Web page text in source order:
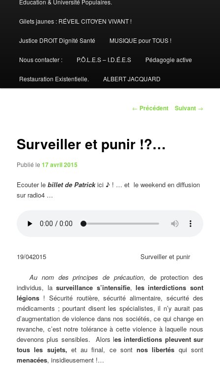
Gilets jaunes : RÉVEIL CITOYEN VIVANT !
Justice DROIT Dignité Santé MUSIQUE pour TOUS !
Nous contacter : P.Ô.L.E.S – I.D.É.E.S Pédagogie active
Restauration Existentielle. ALBERT JACQUARD
Navigation
← Précédent Suivant →
Surveiller et punir !?…
Publié le17 avril 2015
Ecouter lebillet de Patrickici ♪ ! … et le weekend en diffusion
sur radio4 …
19/042015 Surveiller et punir
Au nom des principes de précaution, de protection des
individus, lasurveillance s’intensifie, les interdictions sont
légions ! Sécurité routière, sécurité alimentaire, sécurité des
médicaments ; pourtant disent les spécialistes, il n’y aurait pas
d’augmentation de violence dans nos sociétés, ce qui change en
revanche, c’est notre tolérance à cette violence à laquelle nous
devenons plus sensibles. Alors les interdictions pleuvent sur
tous les sujets, et au final, ce sontnos libertés qui sont
menacées, insidieusement !…